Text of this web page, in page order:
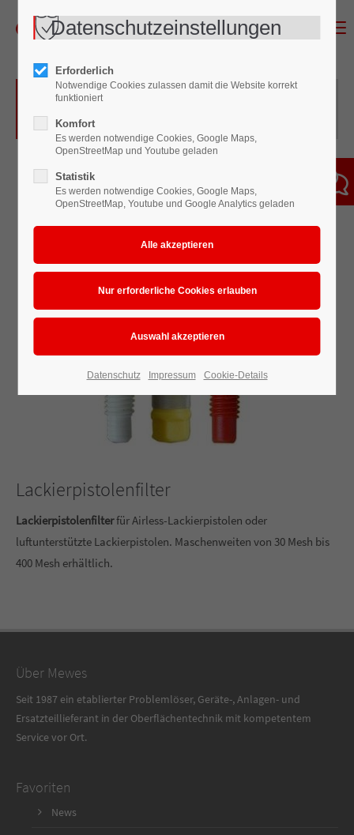
Überblick der Filter für
Lackierpistolen
Lackierpistolenfilter
Lackierpistolenfilterfür Airless-Lackierpistolen oder
luftunterstützte Lackierpistolen. Maschenweiten von 30 Mesh bis
400 Mesh erhältlich.
Über Mewes
Seit 1987 ein etablierter Problemlöser, Geräte-, Anlagen- und
Ersatzteillieferant in der Oberflächentechnik mit kompetentem
Service vor Ort.
Favoriten
News
Datenschutzeinstellungen
Erforderlich
Notwendige Cookies zulassen damit die Website korrekt
funktioniert
Komfort
Es werden notwendige Cookies, Google Maps,
OpenStreetMap und Youtube geladen
Statistik
Es werden notwendige Cookies, Google Maps,
OpenStreetMap, Youtube und Google Analytics geladen
Datenschutz Impressum Cookie-Details